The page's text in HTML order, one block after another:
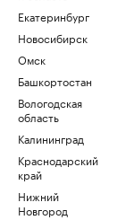
Екатеринбург
Новосибирск
Омск
Башкортостан
Вологодская
область
Калининград
Краснодарский
край
Нижний
Новгород